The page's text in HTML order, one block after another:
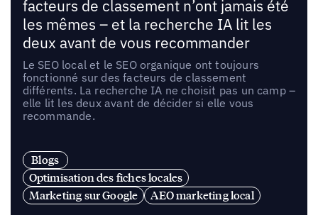
facteurs de classement n’ont jamais été
les mêmes – et la recherche IA lit les
deux avant de vous recommander
Le SEO local et le SEO organique ont toujours
fonctionné sur des facteurs de classement
différents. La recherche IA ne choisit pas un camp –
elle lit les deux avant de décider si elle vous
recommande.
Blogs
Optimisation des fiches locales
Marketing sur Google
AEO marketing local